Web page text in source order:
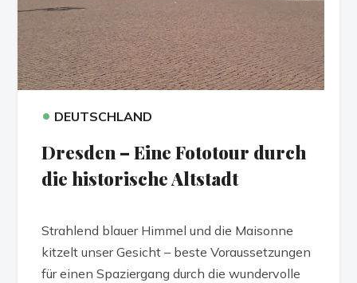
• DEUTSCHLAND
Dresden – Eine Fototour durch
die historische Altstadt
Strahlend blauer Himmel und die Maisonne
kitzelt unser Gesicht – beste Voraussetzungen
für einen Spaziergang durch die wundervolle